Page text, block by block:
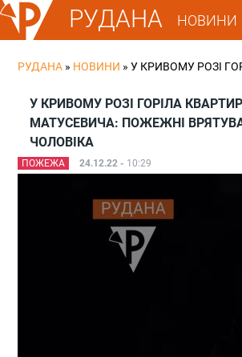
РУДАНА НОВИНИ
РУДАНА » НОВИНИ » У КРИВОМУ РОЗІ
У КРИВОМУ РОЗІ ГОРІЛА
МАТУСЕВИЧА: ПОЖЕЖНІ
ЧОЛОВІКА
ПОЖЕЖА 24.12.22 - 10:29